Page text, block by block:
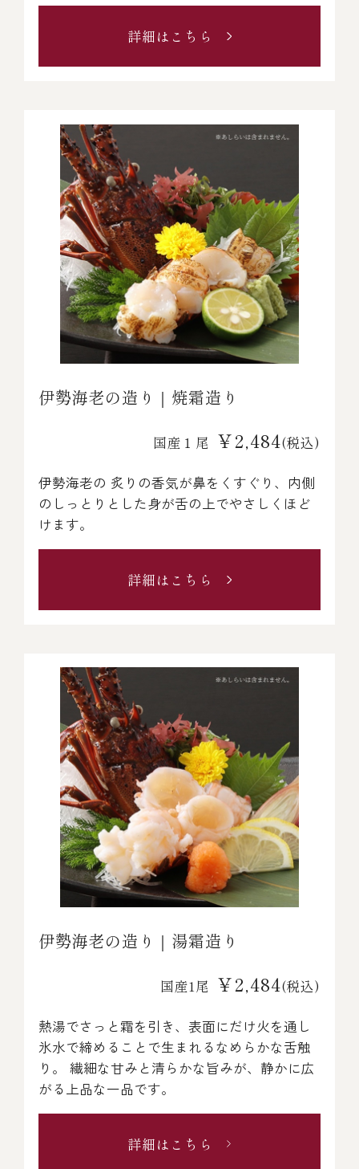
詳細はこちら
伊勢海老の造り｜焼霜造り
国産１尾 ￥2,484(税込)
伊勢海老の 炙りの香気が鼻をくすぐり、内側
のしっとりとした身が舌の上でやさしくほど
けます。
詳細はこちら
伊勢海老の造り｜湯霜造り
国産1尾 ￥2,484(税込)
熱湯でさっと霜を引き、表面にだけ火を通し
氷水で締めることで生まれるなめらかな舌触
り。 繊細な甘みと清らかな旨みが、静かに広
がる上品な一品です。
詳細はこちら